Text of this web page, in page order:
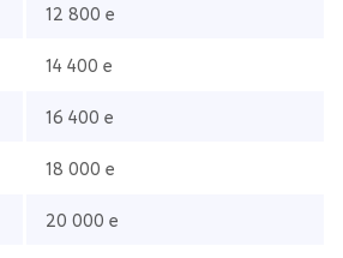
12 800 e
14 400 e
16 400 e
18 000 e
20 000 e